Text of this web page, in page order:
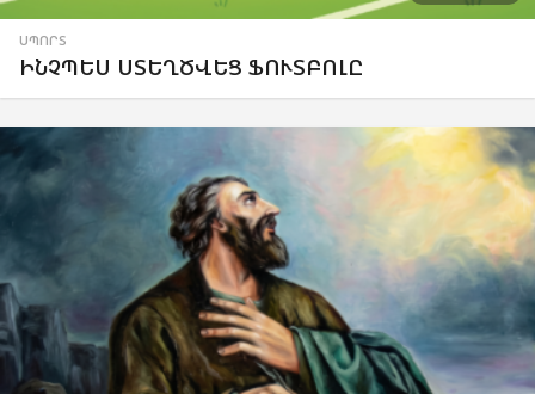
ՍՊՈՐՏ
ԻՆՉՊԵՍ ՍՏԵՂԾՎԵՑ ՖՈՒՏԲՈԼԸ